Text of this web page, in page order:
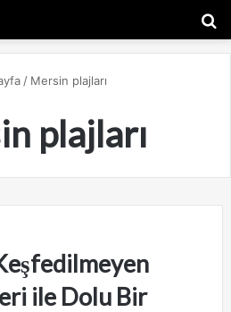
/ Mersin plajları
plajları
ile Dolu Bir